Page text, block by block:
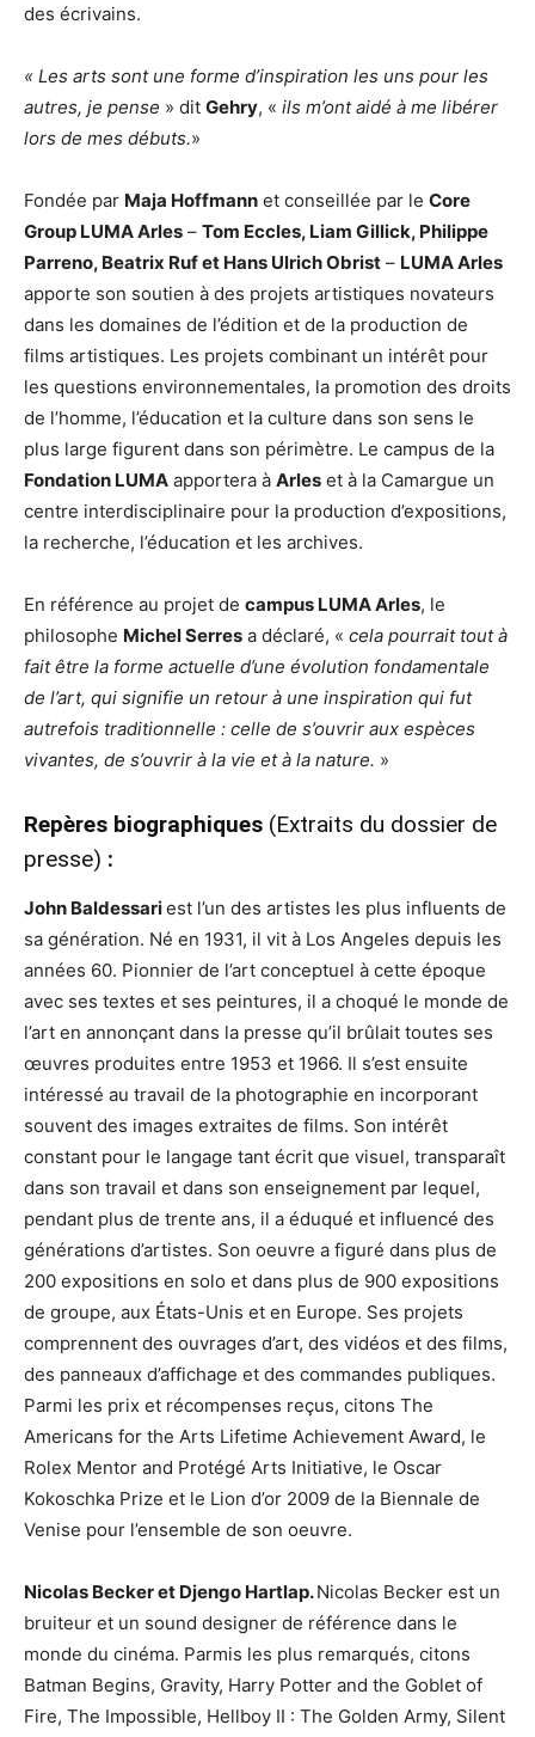
des écrivains.
« Les arts sont une forme d’inspiration les uns pour les
autres, je pense » dit Gehry, « ils m’ont aidé à me libérer
lors de mes débuts.»
Fondée par Maja Hoffmann et conseillée par le Core
Group LUMA Arles – Tom Eccles, Liam Gillick, Philippe
Parreno, Beatrix Ruf et Hans Ulrich Obrist – LUMA Arles
apporte son soutien à des projets artistiques novateurs
dans les domaines de l’édition et de la production de
films artistiques. Les projets combinant un intérêt pour
les questions environnementales, la promotion des droits
de l’homme, l’éducation et la culture dans son sens le
plus large figurent dans son périmètre. Le campus de la
Fondation LUMA apportera à Arles et à la Camargue un
centre interdisciplinaire pour la production d’expositions,
la recherche, l’éducation et les archives.
En référence au projet de campus LUMA Arles, le
philosophe Michel Serres a déclaré, « cela pourrait tout à
fait être la forme actuelle d’une évolution fondamentale
de l’art, qui signifie un retour à une inspiration qui fut
autrefois traditionnelle : celle de s’ouvrir aux espèces
vivantes, de s’ouvrir à la vie et à la nature. »
Repères biographiques (Extraits du dossier de
presse) :
John Baldessariest l’un des artistes les plus influents de
sa génération. Né en 1931, il vit à Los Angeles depuis les
années 60. Pionnier de l’art conceptuel à cette époque
avec ses textes et ses peintures, il a choqué le monde de
l’art en annonçant dans la presse qu’il brûlait toutes ses
œuvres produites entre 1953 et 1966. Il s’est ensuite
intéressé au travail de la photographie en incorporant
souvent des images extraites de films. Son intérêt
constant pour le langage tant écrit que visuel, transparaît
dans son travail et dans son enseignement par lequel,
pendant plus de trente ans, il a éduqué et influencé des
générations d’artistes. Son oeuvre a figuré dans plus de
200 expositions en solo et dans plus de 900 expositions
de groupe, aux États-Unis et en Europe. Ses projets
comprennent des ouvrages d’art, des vidéos et des films,
des panneaux d’affichage et des commandes publiques.
Parmi les prix et récompenses reçus, citons The
Americans for the Arts Lifetime Achievement Award, le
Rolex Mentor and Protégé Arts Initiative, le Oscar
Kokoschka Prize et le Lion d’or 2009 de la Biennale de
Venise pour l’ensemble de son oeuvre.
Nicolas Becker et Djengo Hartlap.Nicolas Becker est un
bruiteur et un sound designer de référence dans le
monde du cinéma. Parmis les plus remarqués, citons
Batman Begins, Gravity, Harry Potter and the Goblet of
Fire, The Impossible, Hellboy II : The Golden Army, Silent